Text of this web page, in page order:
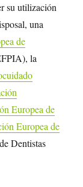
su utilización
una
de
la
Europea de
Europea de
Dentistas